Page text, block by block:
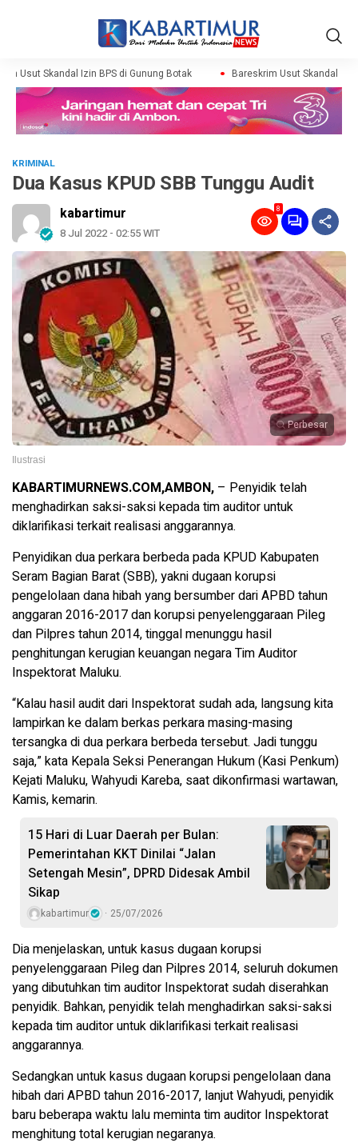
Usut Skandal Izin BPS di Gunung Botak Bareskrim Usut Skandal Izin
KRIMINAL
Dua Kasus KPUD SBB Tunggu Audit
kabartimur
8 Jul 2022 - 02:55 WIT
8
Perbesar
Ilustrasi
KABARTIMURNEWS.COM,AMBON, – Penyidik telah
menghadirkan saksi-saksi kepada tim auditor untuk
diklarifikasi terkait realisasi anggarannya.
Penyidikan dua perkara berbeda pada KPUD Kabupaten
Seram Bagian Barat (SBB), yakni dugaan korupsi
pengelolaan dana hibah yang bersumber dari APBD tahun
anggaran 2016-2017 dan korupsi penyelenggaraan Pileg
dan Pilpres tahun 2014, tinggal menunggu hasil
penghitungan kerugian keuangan negara Tim Auditor
Inspektorat Maluku.
“Kalau hasil audit dari Inspektorat sudah ada, langsung kita
lampirkan ke dalam berkas perkara masing-masing
tersangka di dua perkara berbeda tersebut. Jadi tunggu
saja,” kata Kepala Seksi Penerangan Hukum (Kasi Penkum)
Kejati Maluku, Wahyudi Kareba, saat dikonfirmasi wartawan,
Kamis, kemarin.
15 Hari di Luar Daerah per Bulan:
Pemerintahan KKT Dinilai “Jalan
Setengah Mesin”, DPRD Didesak Ambil
Sikap
kabartimur 25/07/2026
Dia menjelaskan, untuk kasus dugaan korupsi
penyelenggaraan Pileg dan Pilpres 2014, seluruh dokumen
yang dibutuhkan tim auditor Inspektorat sudah diserahkan
penyidik. Bahkan, penyidik telah menghadirkan saksi-saksi
kepada tim auditor untuk diklarifikasi terkait realisasi
anggarannya.
Sedangkan untuk kasus dugaan korupsi pengelolaan dana
hibah dari APBD tahun 2016-2017, lanjut Wahyudi, penyidik
baru beberapa waktu lalu meminta tim auditor Inspektorat
menghitung total kerugian negaranya.